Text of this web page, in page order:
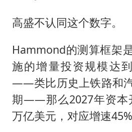
高盛不认同这个数字。
Hammond的测算框架
施的增量投资规模达
——类比历史上铁路和
期——那么2027年资本
万亿美元，对应增速45%